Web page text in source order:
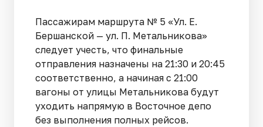
Пассажирам маршрута № 5 «Ул. Е.
Бершанской — ул. П. Метальникова»
следует учесть, что финальные
отправления назначены на 21:30 и 20:45
соответственно, а начиная с 21:00
вагоны от улицы Метальникова будут
уходить напрямую в Восточное депо
без выполнения полных рейсов.